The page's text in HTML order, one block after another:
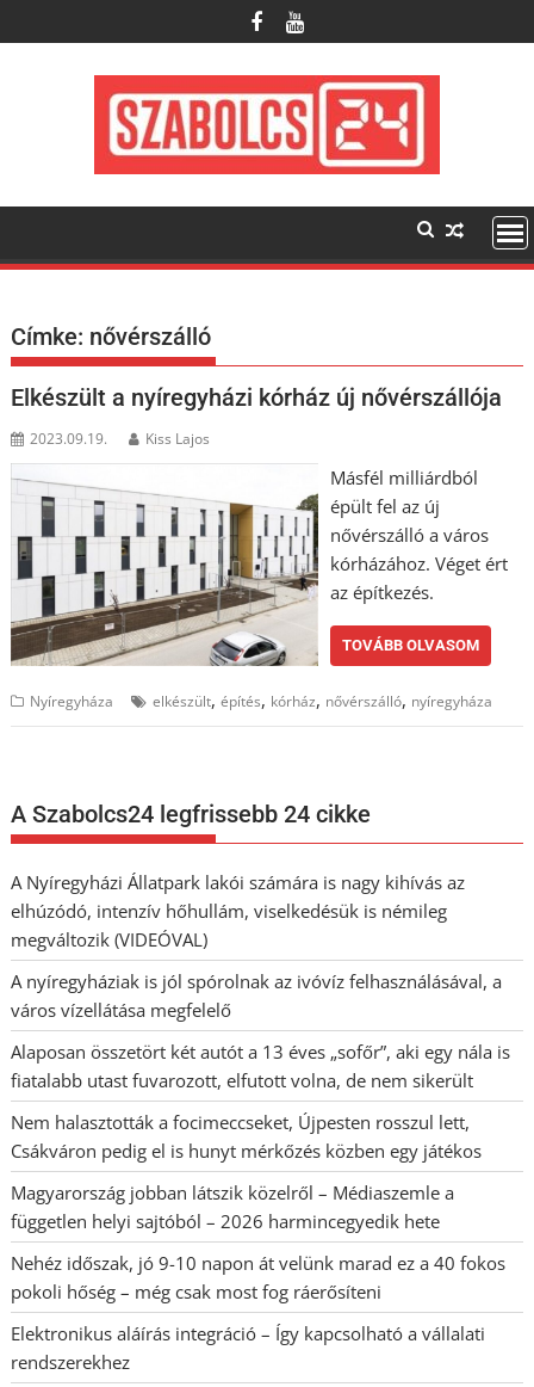
to
Címke: nővérszálló
Elkészült a nyíregyházi kórház új nővérszállója
2023.09.19. Kiss Lajos
Másfél milliárdból
épült fel az új
nővérszálló a város
kórházához. Véget ért
az építkezés.
TOVÁBB OLVASOM
Nyíregyháza elkészült,építés, kórház, nővérszálló, nyíregyháza
A Szabolcs24 legfrissebb 24 cikke
A Nyíregyházi Állatpark lakói számára is nagy kihívás az
elhúzódó, intenzív hőhullám, viselkedésük is némileg
megváltozik (VIDEÓVAL)
A nyíregyháziak is jól spórolnak az ivóvíz felhasználásával, a
város vízellátása megfelelő
Alaposan összetört két autót a 13 éves „sofőr”, aki egy nála is
fiatalabb utast fuvarozott, elfutott volna, de nem sikerült
Nem halasztották a focimeccseket, Újpesten rosszul lett,
Csákváron pedig el is hunyt mérkőzés közben egy játékos
Magyarország jobban látszik közelről – Médiaszemle a
független helyi sajtóból – 2026 harmincegyedik hete
Nehéz időszak, jó 9-10 napon át velünk marad ez a 40 fokos
pokoli hőség – még csak most fog ráerősíteni
Elektronikus aláírás integráció – Így kapcsolható a vállalati
rendszerekhez